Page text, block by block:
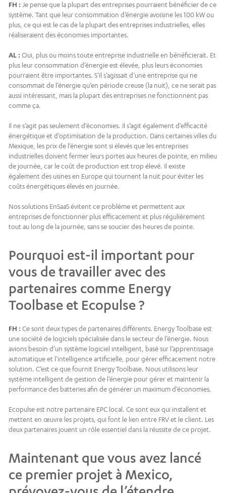
FH : Je pense que la plupart des entreprises pourraient bénéficier de ce
système. Tant que leur consommation d’énergie avoisine les 100 kW ou
plus, ce qui est le cas de la plupart des entreprises industrielles, elles
réaliseraient des économies importantes.
AL : Oui, plus ou moins toute entreprise industrielle en bénéficierait. Et
plus leur consommation d’énergie est élevée, plus leurs économies
pourraient être importantes. S’il s’agissait d’une entreprise qui ne
consommait de l’énergie qu’en période creuse (la nuit), ce ne serait pas
aussi intéressant, mais la plupart des entreprises ne fonctionnent pas
comme ça.
Il ne s’agit pas seulement d’économies. Il s’agit également d’efficacité
énergétique et d’optimisation de la production. Dans certaines villes du
Mexique, les prix de l’énergie sont si élevés que les entreprises
industrielles doivent fermer leurs portes aux heures de pointe, en milieu
de journée, car le coût de production est trop élevé. Il existe
également des usines en Europe qui tournent la nuit pour éviter les
coûts énergétiques élevés en journée.
Nos solutions EnSaaS évitent ce problème et permettent aux
entreprises de fonctionner plus efficacement et plus régulièrement
tout au long de la journée, sans se soucier des heures de pointe.
Pourquoi est-il important pour
vous de travailler avec des
partenaires comme Energy
Toolbase et Ecopulse ?
FH : Ce sont deux types de partenaires différents. Energy Toolbase est
une société de logiciels spécialisée dans le secteur de l’énergie. Nous
avions besoin d’un système logiciel intelligent, basé sur l’apprentissage
automatique et l’intelligence artificielle, pour gérer efficacement notre
solution. C’est ce que fournit Energy Toolbase. Nous utilisons leur
système intelligent de gestion de l’énergie pour gérer et maintenir la
performance des batteries afin de générer un maximum d’économies.
Ecopulse est notre partenaire EPC local. Ce sont eux qui installent et
mettent en œuvre les projets, qui font le lien entre FRV et le client. Les
deux partenaires jouent un rôle essentiel dans la réussite de ce projet.
Maintenant que vous avez lancé
ce premier projet à Mexico,